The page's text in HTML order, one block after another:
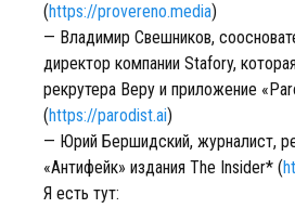
(https://provereno.media)
— Владимир Свешников,
директор компании Stafory,
рекрутера Веру и приложение
(https://parodist.ai)
— Юрий Бершидский, журналист,
«Антифейк» издания The Insider* (
Я есть тут: